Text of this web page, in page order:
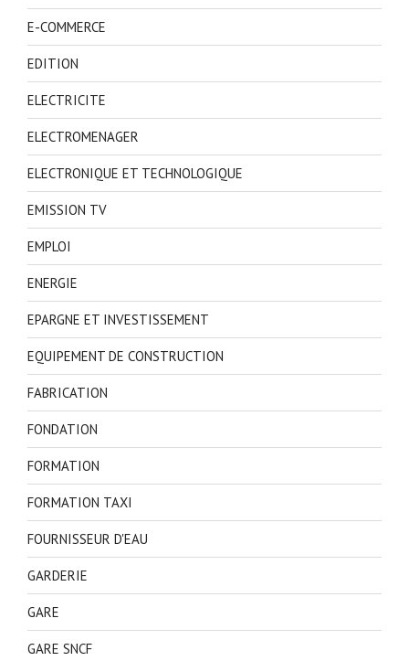
E-COMMERCE
EDITION
ELECTRICITE
ELECTROMENAGER
ELECTRONIQUE ET TECHNOLOGIQUE
EMISSION TV
EMPLOI
ENERGIE
EPARGNE ET INVESTISSEMENT
EQUIPEMENT DE CONSTRUCTION
FABRICATION
FONDATION
FORMATION
FORMATION TAXI
FOURNISSEUR D'EAU
GARDERIE
GARE
GARE SNCF